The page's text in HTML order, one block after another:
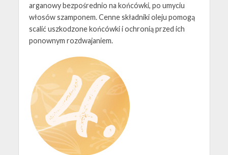
arganowy bezpośrednio na końcówki, po umyciu
włosów szamponem. Cenne składniki oleju pomogą
scalić uszkodzone końcówki i ochronią przed ich
ponownym rozdwajaniem.